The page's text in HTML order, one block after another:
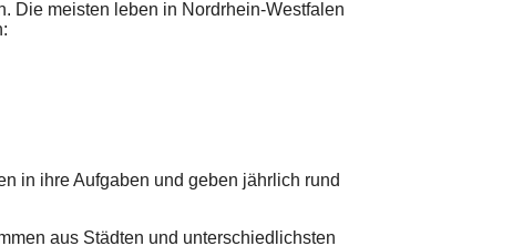
Die meisten leben in Nordrhein-Westfalen
in ihre Aufgaben und geben jährlich rund
aus Städten und unterschiedlichsten